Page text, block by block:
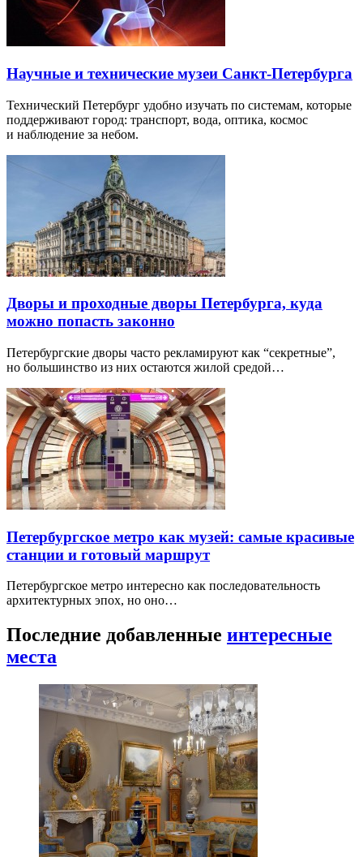
Научные и технические музеи Санкт-Петербурга
Технический Петербург удобно изучать по системам, которые
поддерживают город: транспорт, вода, оптика, космос
и наблюдение за небом.
Дворы и проходные дворы Петербурга, куда
можно попасть законно
Петербургские дворы часто рекламируют как “секретные”,
но большинство из них остаются жилой средой…
Петербургское метро как музей: самые красивые
станции и готовый маршрут
Петербургское метро интересно как последовательность
архитектурных эпох, но оно…
Последние добавленные интересные
места